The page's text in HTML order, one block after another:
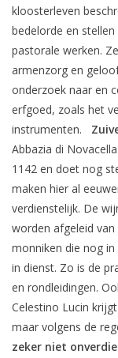
kloosterleven
bedelorde en
pastorale werken.
armenzorg en
onderzoek naar en
erfgoed, zoals het
instrumenten.
Abbazia di
1142 en doet nog
maken hier al
verdienstelijk. De
worden afgeleid
monniken die nog
in dienst. Zo is de
en rondleidingen.
Celestino Lucin
maar volgens de
zeker niet